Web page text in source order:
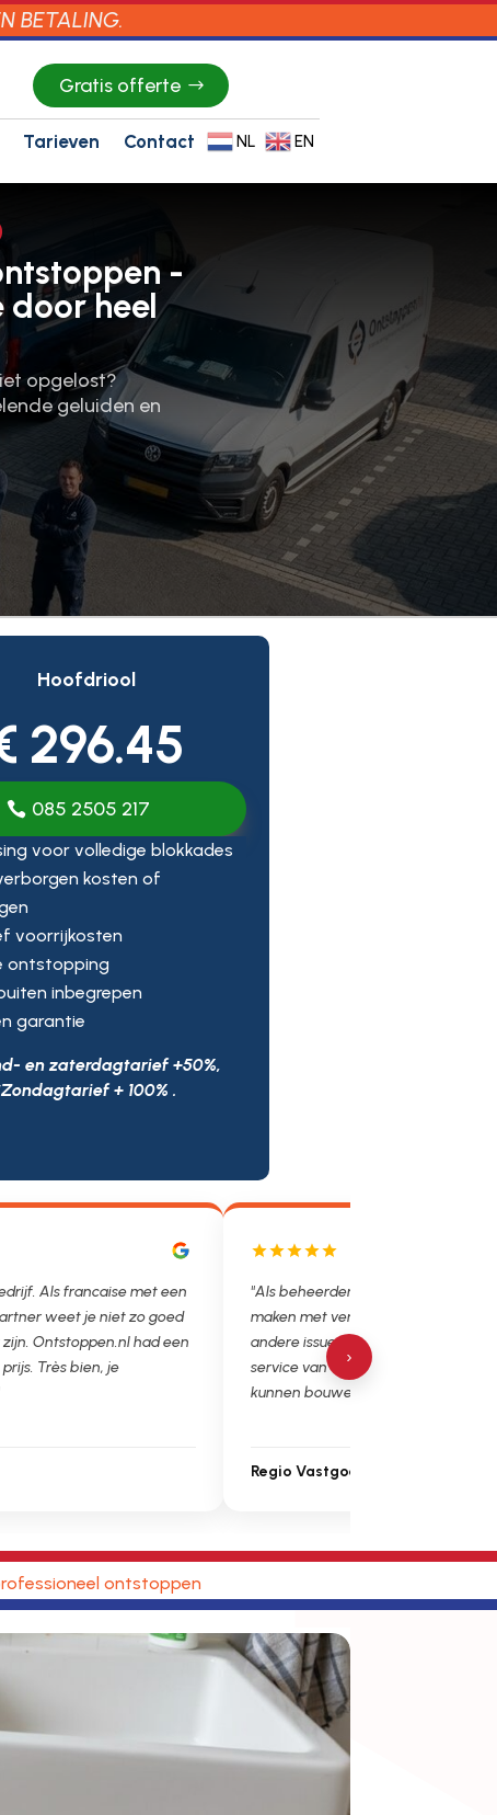
BETALING.
Gratis offerte
Tarieven Contact NL EN
-
door heel
opgelost?
geluiden en
Hoofdriool
296.45
085 2505 217
voor volledige blokkades
kosten of
voorrijkosten
ontstopping
inbegrepen
garantie
en zaterdagtarief +50%,
+ 100% .
Als francaise met een
weet je niet zo goed
Ontstoppen.nl had een
Très bien, je
"Als beheerder hebben we helaas
maken met verstoppingen,
andere issues. Het is super fijn dat
service van Ontstoppen.nl en
kunnen bouwen. Ga zo door!"
Regio Vastgoedbeheer
›
ontstoppen